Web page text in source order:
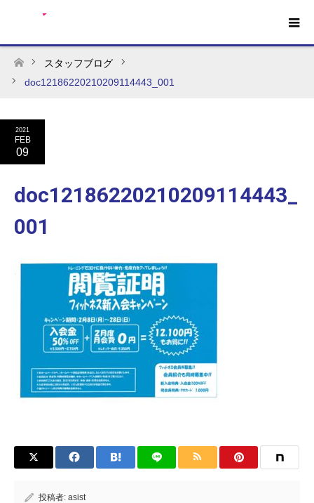
ホーム
スタッフブログ
doc12186220210209114443_001
2021
FEB
09
doc12186220210209114443_
001
投稿者: asist